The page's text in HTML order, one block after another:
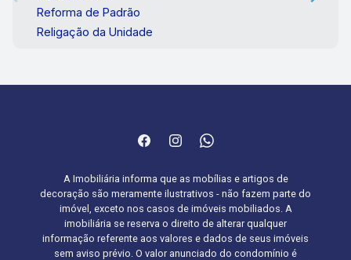
Reforma de Padrão
Religação da Unidade
A Imobiliária informa que as mobílias e artigos de
decoração são meramente ilustrativos - não fazem parte do
imóvel, exceto nos casos de imóveis mobiliados. A
imobiliária se reserva o direito de alterar qualquer
informação referente aos valores e dados de seus imóveis
sem aviso prévio. O valor anunciado do condomínio é